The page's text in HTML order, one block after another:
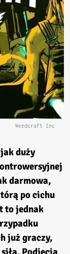
Weedcraft Inc
duży
darmowa,
po cichu
to jednak
już graczy,